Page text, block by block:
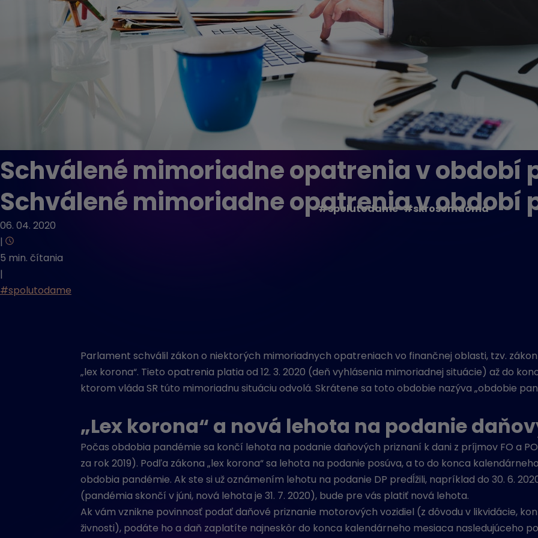
Schválené mimoriadne opatrenia v období
Schválené mimoriadne opatrenia v období
06. 04. 2020
|
5 min. čítania
|
#spolutodame
#spolutodame #skrosomdoma
Parlament schválil zákon o niektorých mimoriadnych opatreniach vo finančnej oblasti, tzv. zákon
„lex korona“. Tieto opatrenia platia od 12. 3. 2020 (deň vyhlásenia mimoriadnej situácie) až do
ktorom vláda SR túto mimoriadnu situáciu odvolá. Skrátene sa toto obdobie nazýva „obdobie
„Lex korona“ a nová lehota na podanie
Počas obdobia pandémie sa končí lehota na podanie daňových priznaní k dani z príjmov FO a
za rok 2019). Podľa zákona „lex korona“ sa lehota na podanie posúva, a to do konca
obdobia pandémie. Ak ste si už oznámením lehotu na podanie DP predĺžili, napríklad do 30. 6.
(pandémia skončí v júni, nová lehota je 31. 7. 2020), bude pre vás platiť nová lehota.
Ak vám vznikne povinnosť podať daňové priznanie motorových vozidiel (z dôvodu v likvidácie,
živnosti), podáte ho a daň zaplatíte najneskôr do konca kalendárneho mesiaca nasledujúceho